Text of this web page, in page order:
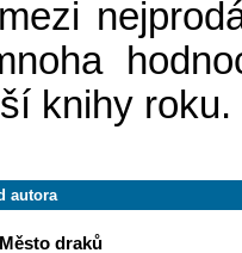
knihy roku.
autora
Město draků